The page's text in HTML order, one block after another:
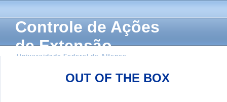
Controle de Ações
de Extensão
Universidade Federal de Alfenas
OUT OF THE BOX